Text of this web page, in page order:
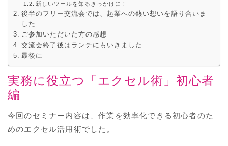
新しいツールを知るきっかけに！
後半のフリー交流会では、起業への熱い想いを語り合いま
した
ご参加いただいた方の感想
交流会終了後はランチにもいきました
最後に
実務に役立つ「エクセル術」初心者
編
今回のセミナー内容は、作業を効率化できる初心者のた
めのエクセル活用術でした。